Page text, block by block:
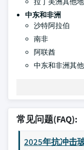
中东和非洲
沙特阿拉伯
南非
阿联酋
中东和非洲其
常见问题(FAQ):
2025年抗冲击